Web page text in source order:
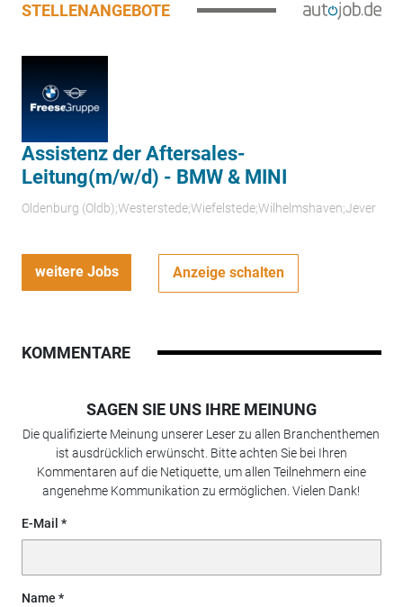
STELLENANGEBOTE
Assistenz der Aftersales-
Leitung(m/w/d) - BMW & MINI
Oldenburg (Oldb);Westerstede;Wiefelstede;Wilhelmshaven;Jever
weitere Jobs Anzeige schalten
KOMMENTARE
SAGEN SIE UNS IHRE MEINUNG
Die qualifizierte Meinung unserer Leser zu allen Branchenthemen
ist ausdrücklich erwünscht. Bitte achten Sie bei Ihren
Kommentaren auf die Netiquette, um allen Teilnehmern eine
angenehme Kommunikation zu ermöglichen. Vielen Dank!
E-Mail
Name